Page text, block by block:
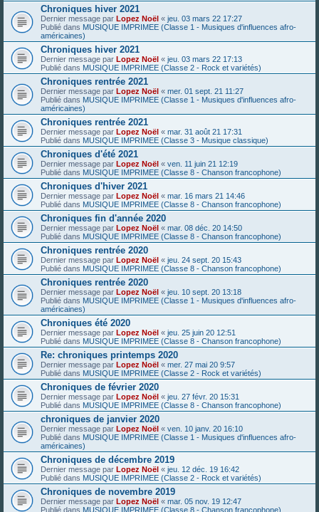
Chroniques hiver 2021
Dernier message par Lopez Noël « jeu. 03 mars 22 17:27
Publié dans MUSIQUE IMPRIMEE (Classe 1 - Musiques d'influences afro-
américaines)
Chroniques hiver 2021
Dernier message par Lopez Noël « jeu. 03 mars 22 17:13
Publié dans MUSIQUE IMPRIMEE (Classe 2 - Rock et variétés)
Chroniques rentrée 2021
Dernier message par Lopez Noël « mer. 01 sept. 21 11:27
Publié dans MUSIQUE IMPRIMEE (Classe 1 - Musiques d'influences afro-
américaines)
Chroniques rentrée 2021
Dernier message par Lopez Noël « mar. 31 août 21 17:31
Publié dans MUSIQUE IMPRIMEE (Classe 3 - Musique classique)
Chroniques d'été 2021
Dernier message par Lopez Noël « ven. 11 juin 21 12:19
Publié dans MUSIQUE IMPRIMEE (Classe 8 - Chanson francophone)
Chroniques d'hiver 2021
Dernier message par Lopez Noël « mar. 16 mars 21 14:46
Publié dans MUSIQUE IMPRIMEE (Classe 8 - Chanson francophone)
Chroniques fin d'année 2020
Dernier message par Lopez Noël « mar. 08 déc. 20 14:50
Publié dans MUSIQUE IMPRIMEE (Classe 8 - Chanson francophone)
Chroniques rentrée 2020
Dernier message par Lopez Noël « jeu. 24 sept. 20 15:43
Publié dans MUSIQUE IMPRIMEE (Classe 8 - Chanson francophone)
Chroniques rentrée 2020
Dernier message par Lopez Noël « jeu. 10 sept. 20 13:18
Publié dans MUSIQUE IMPRIMEE (Classe 1 - Musiques d'influences afro-
américaines)
Chroniques été 2020
Dernier message par Lopez Noël « jeu. 25 juin 20 12:51
Publié dans MUSIQUE IMPRIMEE (Classe 8 - Chanson francophone)
Re: chroniques printemps 2020
Dernier message par Lopez Noël « mer. 27 mai 20 9:57
Publié dans MUSIQUE IMPRIMEE (Classe 2 - Rock et variétés)
Chroniques de février 2020
Dernier message par Lopez Noël « jeu. 27 févr. 20 15:31
Publié dans MUSIQUE IMPRIMEE (Classe 8 - Chanson francophone)
chroniques de janvier 2020
Dernier message par Lopez Noël « ven. 10 janv. 20 16:10
Publié dans MUSIQUE IMPRIMEE (Classe 1 - Musiques d'influences afro-
américaines)
Chroniques de décembre 2019
Dernier message par Lopez Noël « jeu. 12 déc. 19 16:42
Publié dans MUSIQUE IMPRIMEE (Classe 2 - Rock et variétés)
Chroniques de novembre 2019
Dernier message par Lopez Noël « mar. 05 nov. 19 12:47
Publié dans MUSIQUE IMPRIMEE (Classe 8 - Chanson francophone)